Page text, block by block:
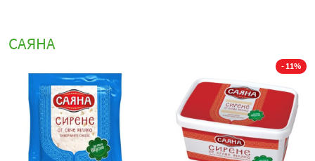
млечен
продукт, създаден по биологични стандарти, които
гарантират внимателно подбрани суровини и
контролирано производство. Той е предназначен за
потребители, които търсят натурален вкус, чист
състав и по-високо качество на млечните продукти в
САЯНА